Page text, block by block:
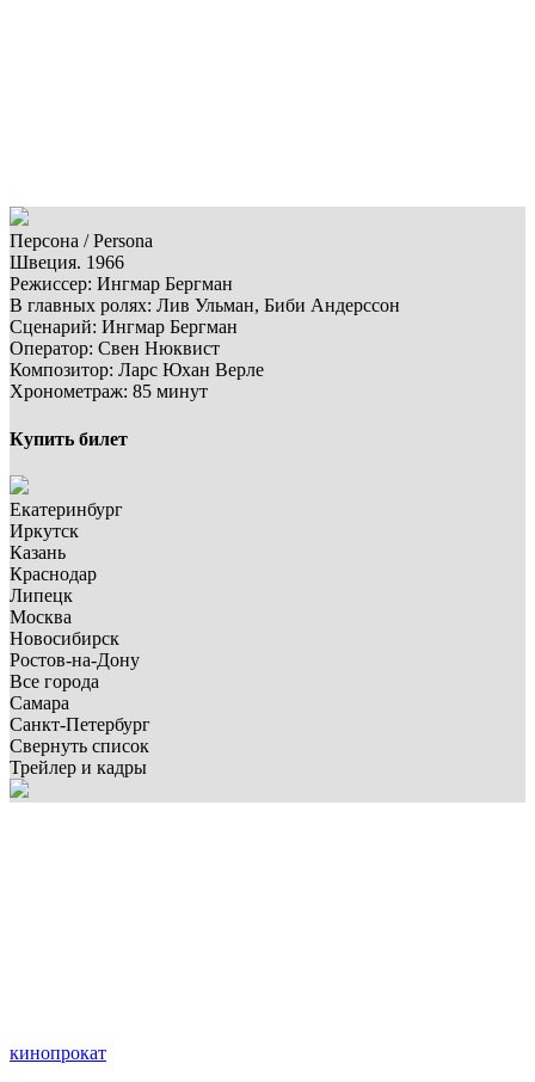
Персона / Persona
Швеция. 1966
Режиссер: Ингмар Бергман
В главных ролях: Лив Ульман, Биби Андерссон
Сценарий: Ингмар Бергман
Оператор: Свен Нюквист
Композитор: Ларс Юхан Верле
Хронометраж: 85 минут
Купить билет
Екатеринбург
Иркутск
Казань
Краснодар
Липецк
Москва
Новосибирск
Ростов-на-Дону
Все города
Самара
Санкт-Петербург
Свернуть список
Трейлер и кадры
кинопрокат